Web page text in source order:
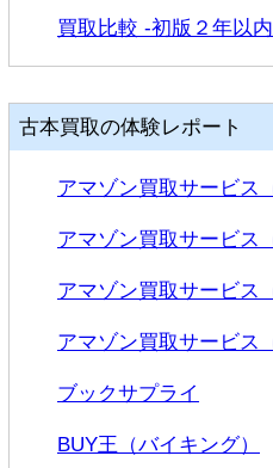
雑誌
楽天市場店
出張買取
5冊以上
買取比較 -初版２年以
古本買取の体験レポート
アマゾン買取サービス
アマゾン買取サービス
アマゾン買取サービス
アマゾン買取サービス
ブックサプライ
BUY王（バイキング）